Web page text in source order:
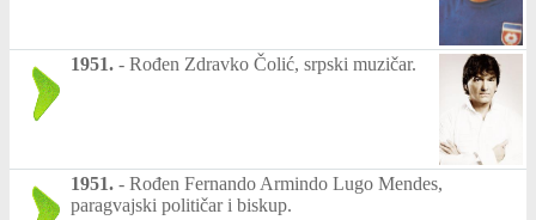
1951. - Rođen Zdravko Čolić, srpski muzičar.
1951. - Rođen Fernando Armindo Lugo Mendes,
paragvajski političar i biskup.